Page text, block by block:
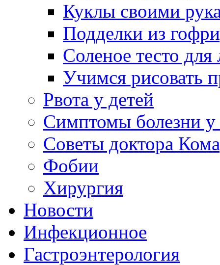
Куклы своими
Подделки из
Соленое тесто для
Учимся рисовать
Рвота у детей
Симптомы болезни у
Советы доктора
Фобии
Хирургия
Новости
Инфекционное
Гастроэнтерология